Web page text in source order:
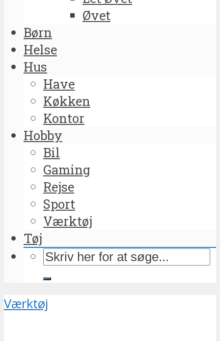
Øvet
Børn
Helse
Hus
Have
Køkken
Kontor
Hobby
Bil
Gaming
Rejse
Sport
Værktøj
Tøj
Værktøj